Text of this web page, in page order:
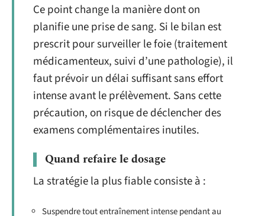
Ce point change la manière dont on
planifie une prise de sang. Si le bilan est
prescrit pour surveiller le foie (traitement
médicamenteux, suivi d’une pathologie), il
faut prévoir un délai suffisant sans effort
intense avant le prélèvement. Sans cette
précaution, on risque de déclencher des
examens complémentaires inutiles.
Quand refaire le dosage
La stratégie la plus fiable consiste à :
Suspendre tout entraînement intense pendant au